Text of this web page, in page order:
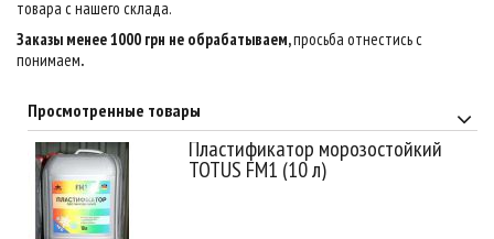
товара с нашего склада.
Заказы менее 1000 грн не обрабатываем,просьба отнестись с
понимаем.
Просмотренные товары
Пластификатор морозостойкий
TOTUS FM1 (10 л)